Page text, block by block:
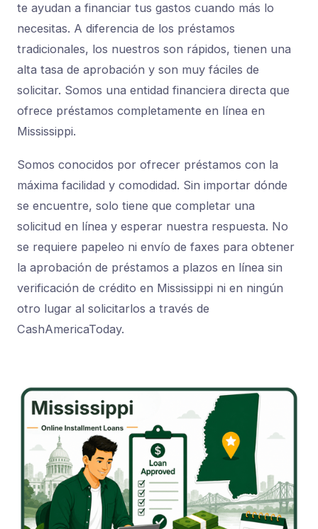
te ayudan a financiar tus gastos cuando más lo
necesitas. A diferencia de los préstamos
tradicionales, los nuestros son rápidos, tienen una
alta tasa de aprobación y son muy fáciles de
solicitar. Somos una entidad financiera directa que
ofrece préstamos completamente en línea en
Mississippi.
Somos conocidos por ofrecer préstamos con la
máxima facilidad y comodidad. Sin importar dónde
se encuentre, solo tiene que completar una
solicitud en línea y esperar nuestra respuesta. No
se requiere papeleo ni envío de faxes para obtener
la aprobación de préstamos a plazos en línea sin
verificación de crédito en Mississippi ni en ningún
otro lugar al solicitarlos a través de
CashAmericaToday.